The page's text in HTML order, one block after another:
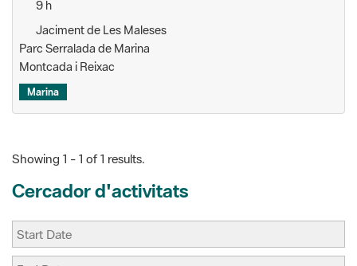
Montcada i Reixac
Marina
Showing 1 - 1 of 1 results.